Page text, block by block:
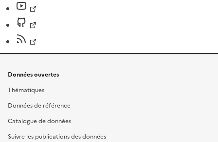
Données ouvertes
Thématiques
Données de référence
Catalogue de données
Suivre les publications des données